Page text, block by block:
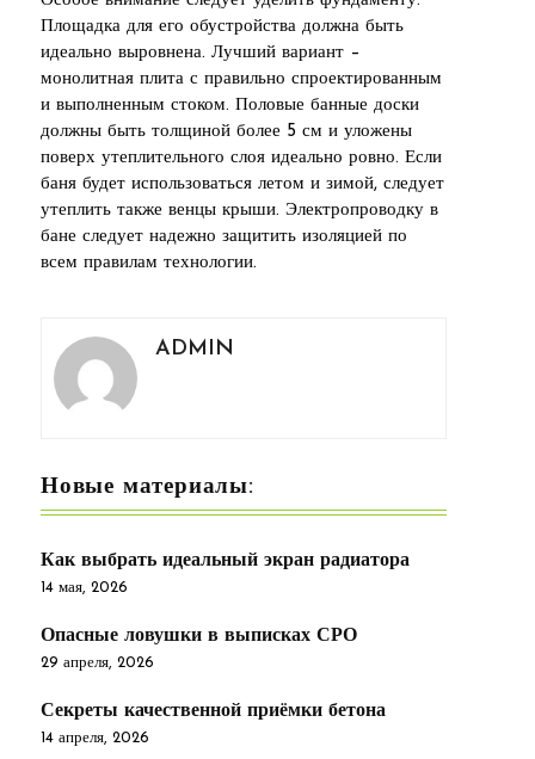
Площадка для его обустройства должна быть
идеально выровнена. Лучший вариант –
монолитная плита с правильно спроектированным
и выполненным стоком. Половые банные доски
должны быть толщиной более 5 см и уложены
поверх утеплительного слоя идеально ровно. Если
баня будет использоваться летом и зимой, следует
утеплить также венцы крыши. Электропроводку в
бане следует надежно защитить изоляцией по
всем правилам технологии.
ADMIN
Новые материалы:
Как выбрать идеальный экран радиатора
14 мая, 2026
Опасные ловушки в выписках СРО
29 апреля, 2026
Секреты качественной приёмки бетона
14 апреля, 2026